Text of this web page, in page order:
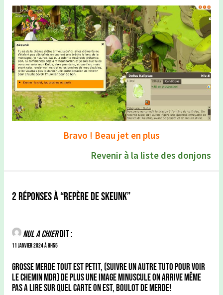
Bravo ! Beau jet en plus
Revenir à la liste des donjons
2 réponses à “Repère De Skeunk”
Nul a chierdit :
11 janvier 2024 à 8h55
Grosse merde tout est petit, (Suivre un autre tuto pour voir
le chemin mdr) de plus une image minuscule on arrive même
pas a lire sur quel carte on est, boulot de merde!